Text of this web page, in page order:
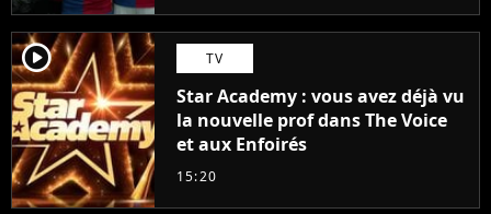
player2 TV
Star Academy : vous avez déjà vu
la nouvelle prof dans The Voice
et aux Enfoirés
15:20